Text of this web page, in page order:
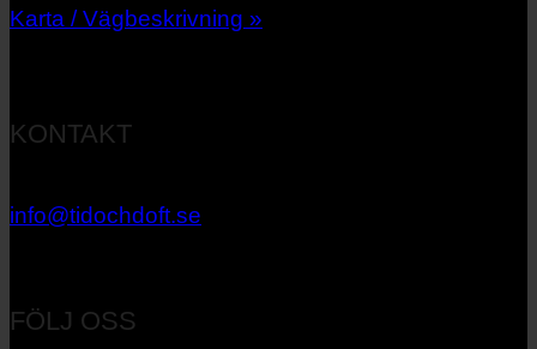
Karta / Vägbeskrivning »
KONTAKT
info@tidochdoft.se
FÖLJ OSS